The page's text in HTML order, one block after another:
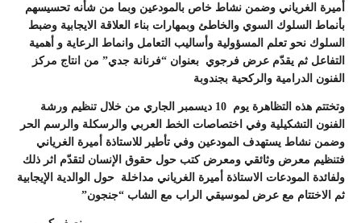
أميرة الغرياني وضمن نشاط خاص بالمودعين وبما من شأنه تحسيسهم
بأنماط السلوك السوي والخاطئ وبمهارات بناء العلاقة الايجابية وضبط
السلوك نحو تعلم المسؤولية وأساليب التعامل وانماط الرعاية و أهمية
التفاعل ثم يقدّم عرض فرجوي بعنوان “فرنانة جدي” من انتاج مركز
الفنون الدرامية والركحية بجندوبة
وتختتم هذه التظاهرة يوم 10 ديسمبر الجاري من خلال تنظيم ورشة
الفنون التشكيلية وفي اختصاصات الخط العربي والرسكلة والرسم الحر
وضمن نشاط يستهدف المودعين وفي تأطير للاستاذة أميرة الغرياني
فتنظيم معرض وثائقي ومعرض كتب حول حقوق الإنسان لتقدّم اثر ذلك
ولفائدة المودعات الاستاذة أميرة الغرياني مداخلة حول الوالدية الإيجابية
ثم الاختتام مع عرض لموسيقي الراب مع الشاب “جنجون”